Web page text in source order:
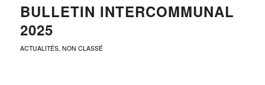
BULLETIN INTERCOMMUNAL
2025
ACTUALITÉS, NON CLASSÉ